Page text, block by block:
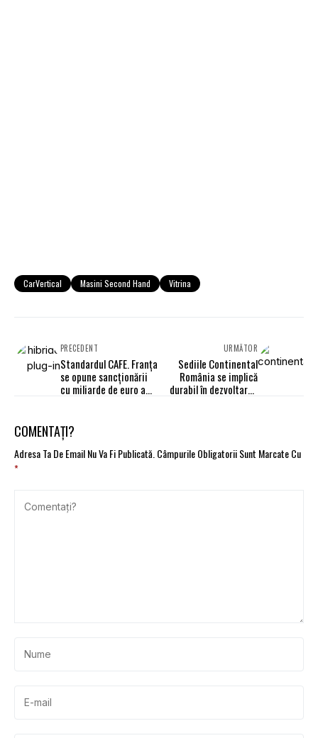
CarVertical Masini Second Hand Vitrina
PRECEDENT
Standardul CAFE. Franța
se opune sancționării
cu miliarde de euro a
URMĂTOR
Sediile Continental
România se implică
durabil în dezvoltarea
COMENTAȚI?
Adresa Ta De Email Nu Va Fi Publicată. Câmpurile Obligatorii Sunt Marcate Cu
*